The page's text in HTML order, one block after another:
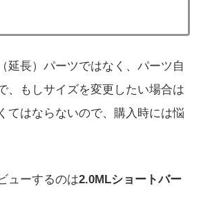
延長）パーツではなく、パーツ自
、もしサイズを変更したい場合は
てはならないので、購入時には悩
ューするのは2.0MLショートバー